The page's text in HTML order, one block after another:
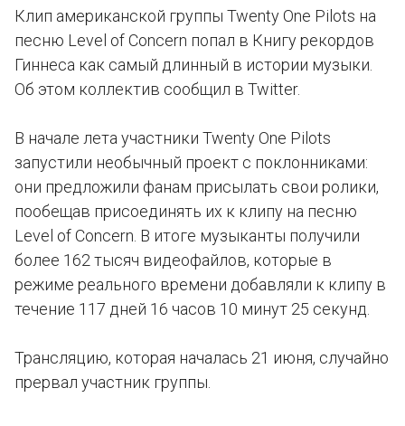
Клип американской группы Twenty One Pilots на
песню Level of Concern попал в Книгу рекордов
Гиннеса как самый длинный в истории музыки.
Об этом коллектив сообщил в Twitter.
В начале лета участники Twenty One Pilots
запустили необычный проект с поклонниками:
они предложили фанам присылать свои ролики,
пообещав присоединять их к клипу на песню
Level оf Concern. В итоге музыканты получили
более 162 тысяч видеофайлов, которые в
режиме реального времени добавляли к клипу в
течение 117 дней 16 часов 10 минут 25 секунд.
Трансляцию, которая началась 21 июня, случайно
прервал участник группы.